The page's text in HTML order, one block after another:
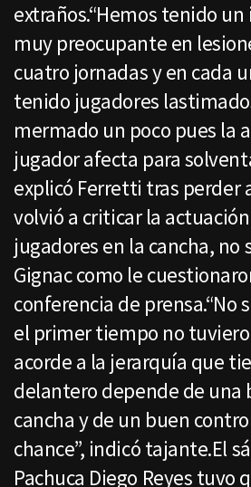
extraños.“Hemos tenido
muy preocupante en
cuatro jornadas y en cada
tenido jugadores
mermado un poco pues la
jugador afecta para
explicó Ferretti tras perder
volvió a criticar la
jugadores en la cancha, no
Gignac como le
conferencia de prensa.“No
el primer tiempo no
acorde a la jerarquía que
delantero depende de una
cancha y de un buen
chance”, indicó tajante.El
Pachuca Diego Reyes tuvo